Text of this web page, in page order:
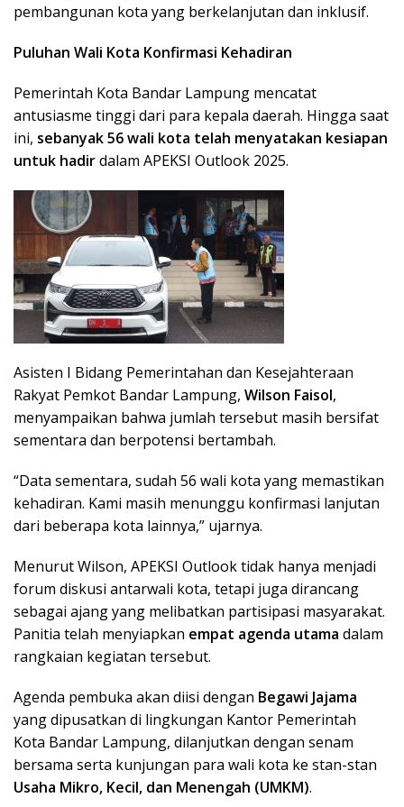
pembangunan kota yang berkelanjutan dan inklusif.
Puluhan Wali Kota Konfirmasi Kehadiran
Pemerintah Kota Bandar Lampung mencatat
antusiasme tinggi dari para kepala daerah. Hingga saat
ini, sebanyak 56 wali kota telah menyatakan kesiapan
untuk hadirdalam APEKSI Outlook 2025.
Asisten I Bidang Pemerintahan dan Kesejahteraan
Rakyat Pemkot Bandar Lampung, Wilson Faisol,
menyampaikan bahwa jumlah tersebut masih bersifat
sementara dan berpotensi bertambah.
“Data sementara, sudah 56 wali kota yang memastikan
kehadiran. Kami masih menunggu konfirmasi lanjutan
dari beberapa kota lainnya,” ujarnya.
Menurut Wilson, APEKSI Outlook tidak hanya menjadi
forum diskusi antarwali kota, tetapi juga dirancang
sebagai ajang yang melibatkan partisipasi masyarakat.
Panitia telah menyiapkan empat agenda utama dalam
rangkaian kegiatan tersebut.
Agenda pembuka akan diisi dengan Begawi Jajama
yang dipusatkan di lingkungan Kantor Pemerintah
Kota Bandar Lampung, dilanjutkan dengan senam
bersama serta kunjungan para wali kota ke stan-stan
Usaha Mikro, Kecil, dan Menengah (UMKM).